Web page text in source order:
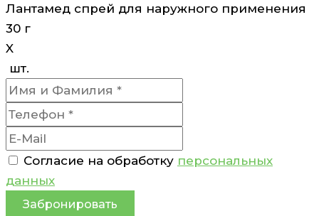
Лантамед спрей для наружного применения
30 г
X
шт.
Согласие на обработку персональных
данных
Забронировать